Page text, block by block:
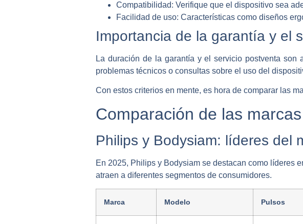
Compatibilidad: Verifique que el dispositivo sea
Facilidad de uso: Características como diseños
Importancia de la garantía y el
La duración de la garantía y el servicio postventa
problemas técnicos o consultas sobre el uso del
Con estos criterios en mente, es hora de comparar las
Comparación de las
Philips y Bodysiam: líderes del
En 2025, Philips y Bodysiam se destacan como líderes
atraen a diferentes segmentos de consumidores.
Marca Modelo Pulsos